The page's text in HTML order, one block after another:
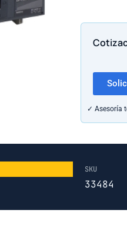
✓ Asesoría
SKU
33484